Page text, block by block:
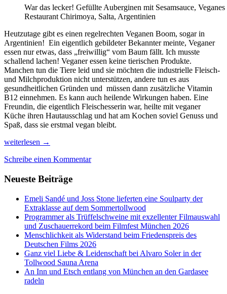
War das lecker! Gefüllte Auberginen mit Sesamsauce,
Restaurant Chirimoya, Salta, Argentinien
Heutzutage gibt es einen regelrechten Veganen Boom, sogar in
Argentinien! Ein eigentlich gebildeter Bekannter meinte, Veganer
essen nur etwas, dass „freiwillig“ vom Baum fällt. Ich musste
schallend lachen! Veganer essen keine tierischen Produkte.
Manchen tun die Tiere leid und sie möchten die industrielle Fleisch-
und Milchproduktion nicht unterstützen, andere tun es aus
gesundheitlichen Gründen und müssen dann zusätzliche Vitamin
B12 einnehmen. Es kann auch heilende Wirkungen haben. Eine
Freundin, die eigentlich Fleischesserin war, heilte mit veganer
Küche ihren Hautausschlag und hat am Kochen soviel Genuss und
Spaß, dass sie erstmal vegan bleibt.
Die
der
vor
Veganer
weiterlesen →
Schreibe einen Kommentar
Neueste Beiträge
Emeli Sandé und Joss Stone lieferten eine Soulparty der
Extraklasse auf dem Sommertollwood
Programmer als Trüffelschweine mit exzellenter Filmauswahl
und Zuschauerrekord beim Filmfest München 2026
Menschlichkeit als Widerstand beim Friedenspreis des
Deutschen Films 2026
Ganz viel Liebe & Leidenschaft bei Alvaro Soler in der
Tollwood Sauna Arena
An Inn und Etsch entlang von München an den Gardasee
radeln